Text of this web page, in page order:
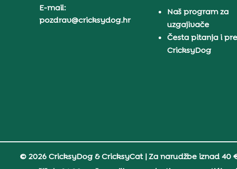
E-mail:
pozdrav@cricksydog.hr
Naš program za
uzgajivače
Česta pitanja i
CricksyDog
© 2026 CricksyDog & CricksyCat| Za narudžbe iznad